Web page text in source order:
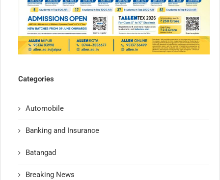
Categories
Automobile
Banking and Insurance
Batangad
Breaking News